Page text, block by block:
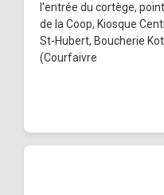
l'entrée du cortège,
de la Coop, Kiosque
St-Hubert, Boucherie
(Courfaivre